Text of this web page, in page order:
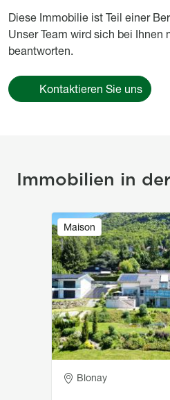
Diese Immobilie ist Teil einer
Unser Team wird sich bei Ihnen
beantworten.
Kontaktieren Sie uns
Immobilien in
Maison
Image
Adresse
Blonay